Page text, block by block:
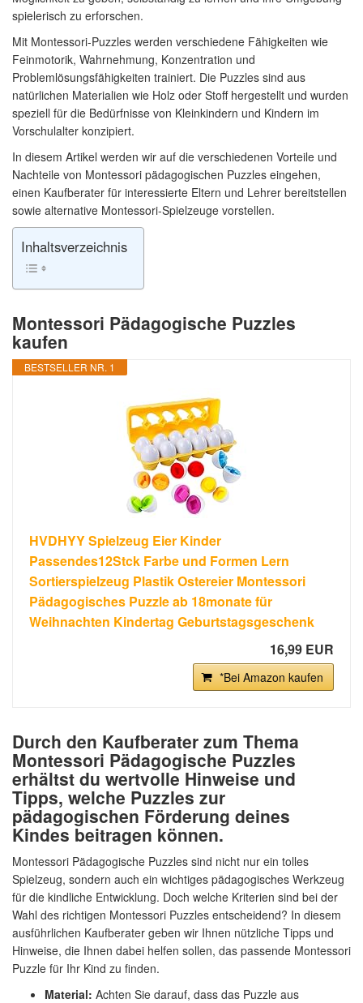
spielerisch zu erforschen.
Mit Montessori-Puzzles werden verschiedene Fähigkeiten wie
Feinmotorik, Wahrnehmung, Konzentration und
Problemlösungsfähigkeiten trainiert. Die Puzzles sind aus
natürlichen Materialien wie Holz oder Stoff hergestellt und wurden
speziell für die Bedürfnisse von Kleinkindern und Kindern im
Vorschulalter konzipiert.
In diesem Artikel werden wir auf die verschiedenen Vorteile und
Nachteile von Montessori pädagogischen Puzzles eingehen,
einen Kaufberater für interessierte Eltern und Lehrer bereitstellen
sowie alternative Montessori-Spielzeuge vorstellen.
Inhaltsverzeichnis
Montessori Pädagogische Puzzles
kaufen
BESTSELLER NR. 1
HVDHYY Spielzeug Eier Kinder
Passendes12Stck Farbe und Formen Lern
Sortierspielzeug Plastik Ostereier Montessori
Pädagogisches Puzzle ab 18monate für
Weihnachten Kindertag Geburtstagsgeschenk
16,99 EUR
*Bei Amazon kaufen
Durch den Kaufberater zum Thema
Montessori Pädagogische Puzzles
erhältst du wertvolle Hinweise und
Tipps, welche Puzzles zur
pädagogischen Förderung deines
Kindes beitragen können.
Montessori Pädagogische Puzzles sind nicht nur ein tolles
Spielzeug, sondern auch ein wichtiges pädagogisches Werkzeug
für die kindliche Entwicklung. Doch welche Kriterien sind bei der
Wahl des richtigen Montessori Puzzles entscheidend? In diesem
ausführlichen Kaufberater geben wir Ihnen nützliche Tipps und
Hinweise, die Ihnen dabei helfen sollen, das passende Montessori
Puzzle für Ihr Kind zu finden.
Material: Achten Sie darauf, dass das Puzzle aus